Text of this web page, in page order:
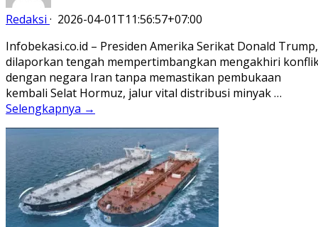
Redaksi · 2026-04-01T11:56:57+07:00
Infobekasi.co.id – Presiden Amerika Serikat Donald Trump,
dilaporkan tengah mempertimbangkan mengakhiri
dengan negara Iran tanpa memastikan pembukaan
kembali Selat Hormuz, jalur vital distribusi minyak …
Selengkapnya →